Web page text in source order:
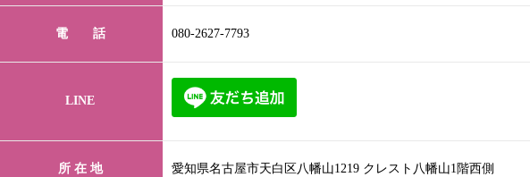
電 話 080-2627-7793
LINE
所 在 地 愛知県名古屋市天白区八幡山1219 クレスト八幡山1階西側